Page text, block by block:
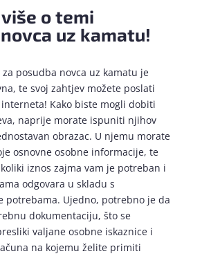
o temi
uz kamatu!
posudba novca uz kamatu je
te svoj zahtjev možete poslati
Kako biste mogli dobiti
naprije morate ispuniti njihov
obrazac. U njemu morate
osnovne osobne informacije, te
iznos zajma vam je potreban i
odgovara u skladu s
potrebama. Ujedno, potrebno je da
dokumentaciju, što se
valjane osobne iskaznice i
na kojemu želite primiti